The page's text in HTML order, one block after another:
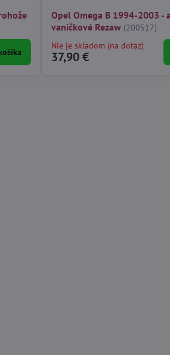
Opel Omega B 1994-2003 -
vaničkové Rezaw (200517)
Nie je skladom (na dotaz)
37,90 €